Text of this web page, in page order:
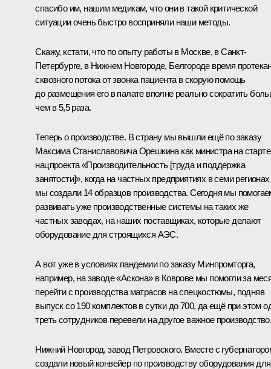
спасибо им, нашим медикам, что они в такой критической
ситуации очень быстро восприняли наши методы.
Скажу, кстати, что по опыту работы в Москве, в Санкт-
Петербурге, в Нижнем Новгороде, Белгороде время
сквозного потока от звонка пациента в скорую помощь
до размещения его в палате вполне реально сократить
чем в 5,5 раза.
Теперь о производстве. В страну мы вышли ещё по заказу
Максима Станиславовича Орешкина как министра на старте
нацпроекта «Производительность [труда и поддержка
занятости]», когда на частных предприятиях в семи регионах
мы создали 14 образцов производства. Сегодня мы
развивать уже производственные системы на таких же
частных заводах, на наших поставщиках, которые делают
оборудование для строящихся АЭС.
А вот уже в условиях пандемии по заказу Минпромторга,
например, на заводе «Аскона» в Коврове мы помогли за
перейти с производства матрасов на спецкостюмы, подняв
выпуск со 190 комплектов в сутки до 700, да ещё при этом
треть сотрудников перевели на другое важное
Нижний Новгород, завод Петровского. Вместе с
создали новый конвейер по производству оборудования для